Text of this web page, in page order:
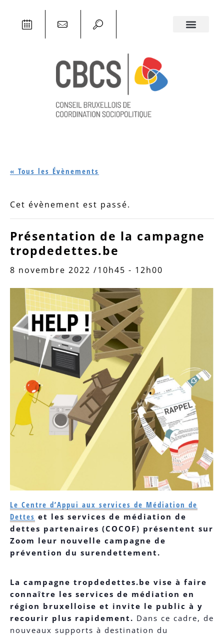
« Tous les Évènements
Cet évènement est passé.
Présentation de la campagne
tropdedettes.be
8 novembre 2022 /10h45 - 12h00
Le Centre d’Appui aux services de Médiation de
Dettes et les services de médiation de
dettes partenaires (COCOF) présentent sur
Zoom leur nouvelle campagne de
prévention du surendettement.
La campagne tropdedettes.be vise à faire
connaître les services de médiation en
région bruxelloise et invite le public à y
recourir plus rapidement. Dans ce cadre, de
nouveaux supports à destination du